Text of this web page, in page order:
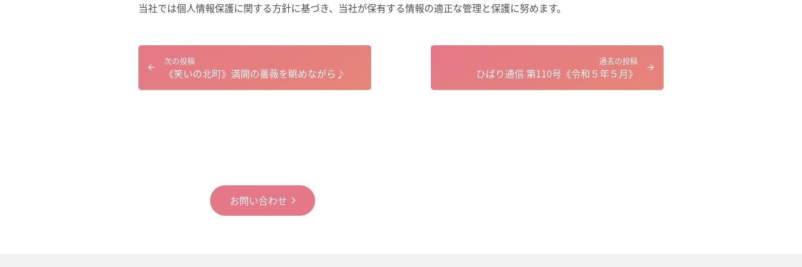
当社では個人情報保護に関する方針に基づき、当社が保有する情報の適正な管理と保護に努めます。
過去の投稿
ひばり通信 第110号《令和５年５月》
次の投稿
《笑いの北町》満開の薔薇を眺めながら♪
お問い合わせ